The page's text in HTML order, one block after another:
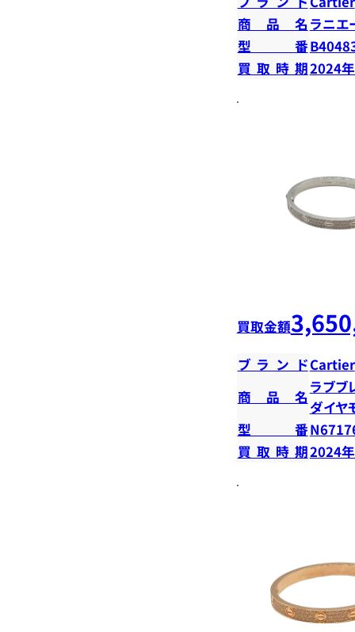
商品名 ラニエ
型番
買取時期2024
買取金額
ブランドCartier
商品名
ラブ
ダイヤ
型番
買取時期2024